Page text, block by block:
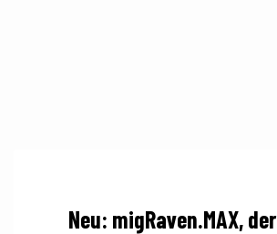
Neu: migRaven.MAX, der